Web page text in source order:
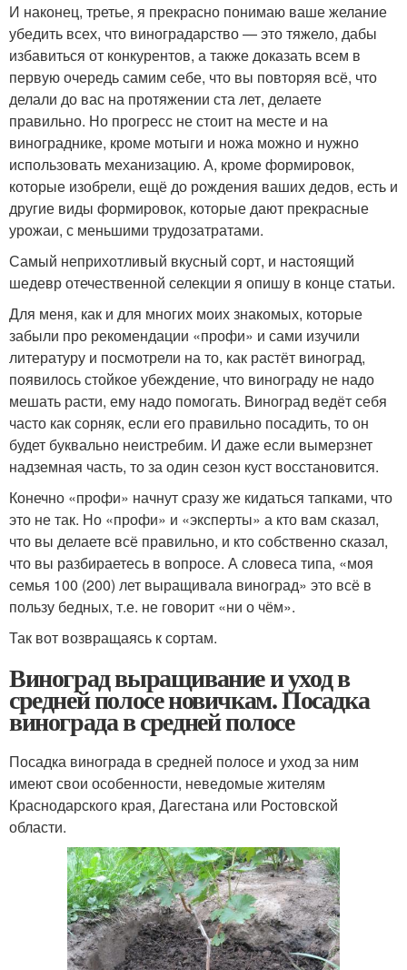
И наконец, третье, я прекрасно понимаю ваше желание
убедить всех, что виноградарство — это тяжело, дабы
избавиться от конкурентов, а также доказать всем в
первую очередь самим себе, что вы повторяя всё, что
делали до вас на протяжении ста лет, делаете
правильно. Но прогресс не стоит на месте и на
винограднике, кроме мотыги и ножа можно и нужно
использовать механизацию. А, кроме формировок,
которые изобрели, ещё до рождения ваших дедов, есть и
другие виды формировок, которые дают прекрасные
урожаи, с меньшими трудозатратами.
Самый неприхотливый вкусный сорт, и настоящий
шедевр отечественной селекции я опишу в конце статьи.
Для меня, как и для многих моих знакомых, которые
забыли про рекомендации «профи» и сами изучили
литературу и посмотрели на то, как растёт виноград,
появилось стойкое убеждение, что винограду не надо
мешать расти, ему надо помогать. Виноград ведёт себя
часто как сорняк, если его правильно посадить, то он
будет буквально неистребим. И даже если вымерзнет
надземная часть, то за один сезон куст восстановится.
Конечно «профи» начнут сразу же кидаться тапками, что
это не так. Но «профи» и «эксперты» а кто вам сказал,
что вы делаете всё правильно, и кто собственно сказал,
что вы разбираетесь в вопросе. А словеса типа, «моя
семья 100 (200) лет выращивала виноград» это всё в
пользу бедных, т.е. не говорит «ни о чём».
Так вот возвращаясь к сортам.
Виноград выращивание и уход в
средней полосе новичкам. Посадка
винограда в средней полосе
Посадка винограда в средней полосе и уход за ним
имеют свои особенности, неведомые жителям
Краснодарского края, Дагестана или Ростовской
области.